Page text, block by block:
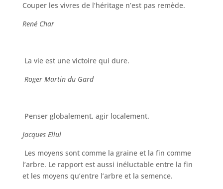
Couper les vivres de l’héritage n’est pas remède.
René Char
La vie est une victoire qui dure.
Roger Martin du Gard
Penser globalement, agir localement.
Jacques Ellul
Les moyens sont comme la graine et la fin comme
l’arbre. Le rapport est aussi inéluctable entre la fin
et les moyens qu’entre l’arbre et la semence.